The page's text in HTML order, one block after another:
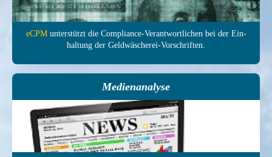
eCPMunter­stützt die Com­pliance-Ver­antwort­lichen bei der Ein­
haltung der Geld­wäscherei-Vor­schrif­ten.
Medienanalyse